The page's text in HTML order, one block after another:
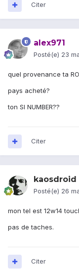
Citer
alex971
Posté(e) 23
quel provenance ta
pays acheté?
ton SI NUMBER??
Citer
kaosdroid
Posté(e) 26
mon tel est 12w14
pas de taches.
Citer